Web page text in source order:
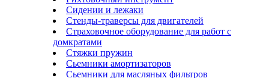
Сидении и лежаки
Стенды-траверсы для двигателей
Страховочное оборудование для работ с
домкратами
Стяжки пружин
Сьемники амортизаторов
Сьемники для масляных фильтров